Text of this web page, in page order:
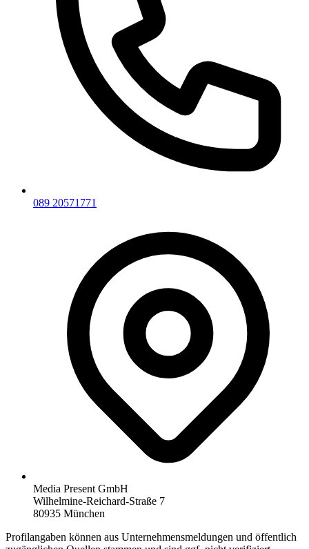
089 20571771
Media Present GmbH
Wilhelmine-Reichard-Straße 7
80935 München
Profilangaben können aus Unternehmensmeldungen und öffentlich